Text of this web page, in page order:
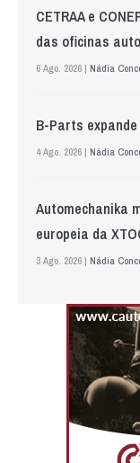
CETRAA e
das oficinas
6 Ago. 2026 | Nádia
B-Parts
4 Ago. 2026 | Nádia
Automechanika
europeia da
3 Ago. 2026 | Nádia